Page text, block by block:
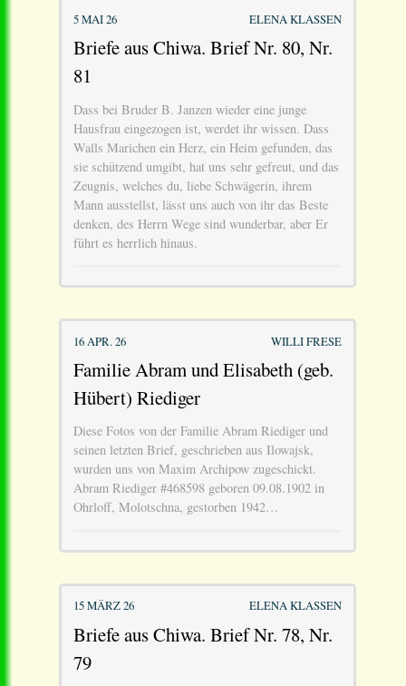
5 MAI 26 ELENA KLASSEN
Briefe aus Chiwa. Brief Nr. 80, Nr.
81
Dass bei Bruder B. Janzen wieder eine junge
Hausfrau eingezogen ist, werdet ihr wissen. Dass
Walls Marichen ein Herz, ein Heim gefunden, das
sie schützend umgibt, hat uns sehr gefreut, und das
Zeugnis, welches du, liebe Schwägerin, ihrem
Mann ausstellst, lässt uns auch von ihr das Beste
denken, des Herrn Wege sind wunderbar, aber Er
führt es herrlich hinaus.
16 APR. 26 WILLI FRESE
Familie Abram und Elisabeth (geb.
Hübert) Riediger
Diese Fotos von der Familie Abram Riediger und
seinen letzten Brief, geschrieben aus Ilowajsk,
wurden uns von Maxim Archipow zugeschickt.
Abram Riediger #468598 geboren 09.08.1902 in
Ohrloff, Molotschna, gestorben 1942…
15 MÄRZ 26 ELENA KLASSEN
Briefe aus Chiwa. Brief Nr. 78, Nr.
79